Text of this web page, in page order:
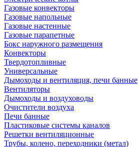
Газовые конвекторы
Газовые напольные
Газовые настенные
Газовые парапетные
Бокс наружного размещения
Конвекторы
Твердотопливные
Универсальные
Дымоходы и вентиляция, печи банные
Вентиляторы
Дымоходы и воздуховоды
Очистители воздуха
Печи банные
Пластиковые системы каналов
Решетки вентиляционные
Трубы, колено, переходники (метал)